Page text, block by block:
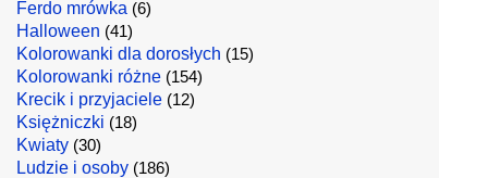
Ferdo mrówka (6)
Halloween (41)
Kolorowanki dla dorosłych (15)
Kolorowanki różne (154)
Krecik i przyjaciele (12)
Księżniczki (18)
Kwiaty (30)
Ludzie i osoby (186)